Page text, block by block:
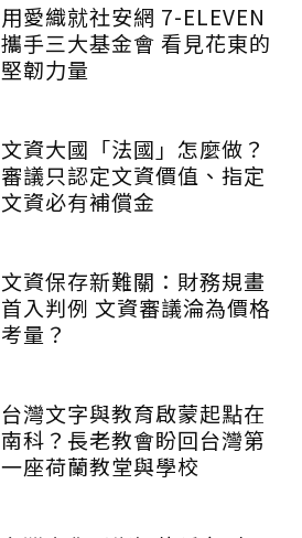
用愛織就社安網 7-ELEVEN
攜手三大基金會 看見花東的
堅韌力量
文資大國「法國」怎麼做？
審議只認定文資價值、指定
文資必有補償金
文資保存新難關：財務規畫
首入判例 文資審議淪為價格
考量？
台灣文字與教育啟蒙起點在
南科？長老教會盼回台灣第
一座荷蘭教堂與學校